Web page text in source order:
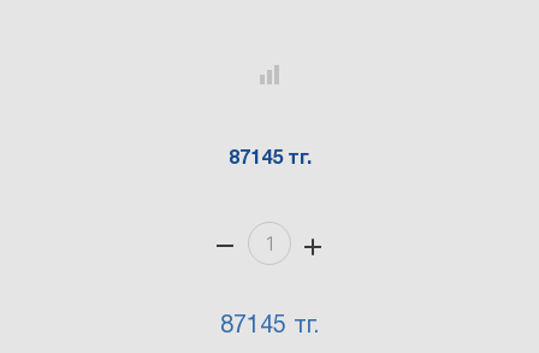
87145 тг.
87145 тг.